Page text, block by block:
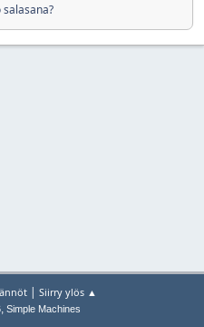
| Siirry ylös ▲
, Simple Machines